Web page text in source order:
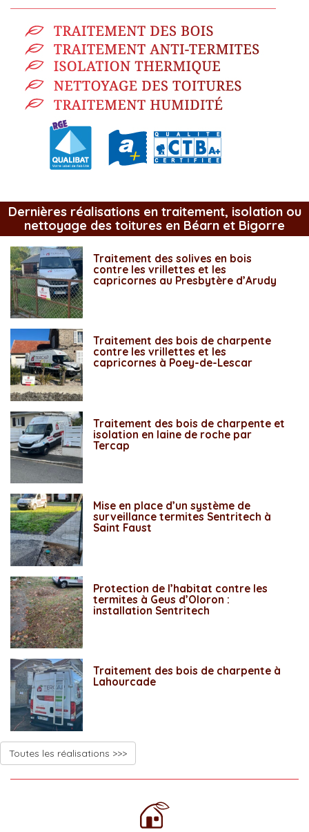
Dernières réalisations en traitement, isolation ou
nettoyage des toitures en Béarn et Bigorre
Traitement des solives en bois
contre les vrillettes et les
capricornes au Presbytère d’Arudy
Traitement des bois de charpente
contre les vrillettes et les
capricornes à Poey-de-Lescar
Traitement des bois de charpente et
isolation en laine de roche par
Tercap
Mise en place d’un système de
surveillance termites Sentritech à
Saint Faust
Protection de l’habitat contre les
termites à Geus d’Oloron :
installation Sentritech
Traitement des bois de charpente à
Lahourcade
Toutes les réalisations >>>